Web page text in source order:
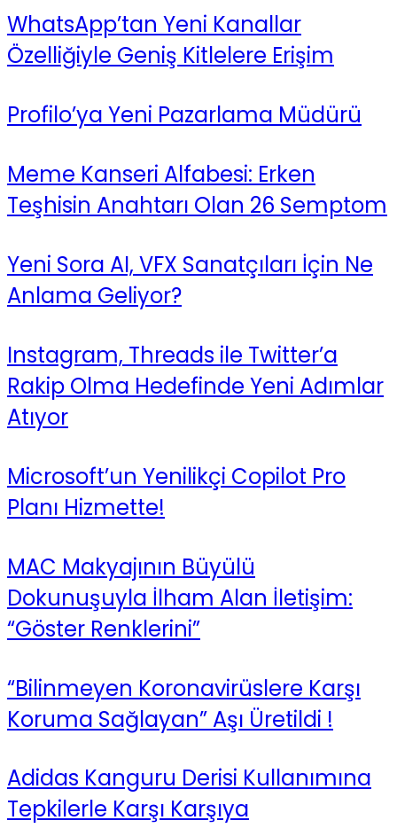
WhatsApp’tan Yeni Kanallar
Özelliğiyle Geniş Kitlelere Erişim
Profilo’ya Yeni Pazarlama Müdürü
Meme Kanseri Alfabesi: Erken
Teşhisin Anahtarı Olan 26 Semptom
Yeni Sora AI, VFX Sanatçıları İçin Ne
Anlama Geliyor?
Instagram, Threads ile Twitter’a
Rakip Olma Hedefinde Yeni Adımlar
Atıyor
Microsoft’un Yenilikçi Copilot Pro
Planı Hizmette!
MAC Makyajının Büyülü
Dokunuşuyla İlham Alan İletişim:
“Göster Renklerini”
“Bilinmeyen Koronavirüslere Karşı
Koruma Sağlayan” Aşı Üretildi !
Adidas Kanguru Derisi Kullanımına
Tepkilerle Karşı Karşıya